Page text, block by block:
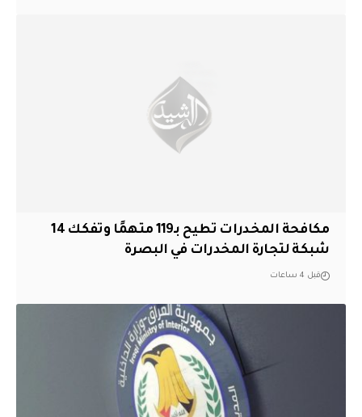
مكافحة المخدرات تطيح بـ119 متهمًا وتفكك 14
شبكة لتجارة المخدرات في البصرة
قبل 4 ساعات